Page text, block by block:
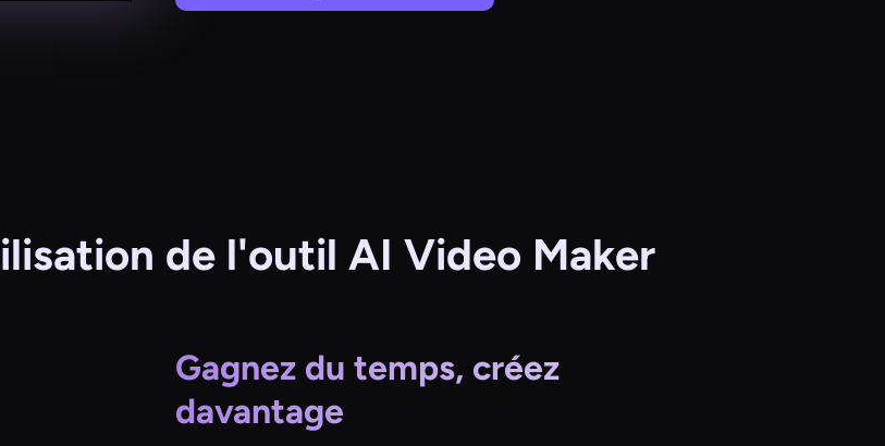
de l'outil AI Video Maker
Gagnez du temps, créez
davantage